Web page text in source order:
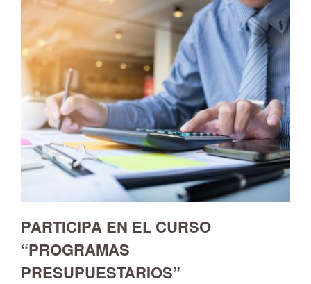
PARTICIPA EN EL CURSO
“PROGRAMAS
PRESUPUESTARIOS”